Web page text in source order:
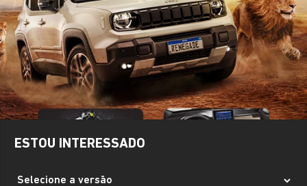
ESTOU INTERESSADO